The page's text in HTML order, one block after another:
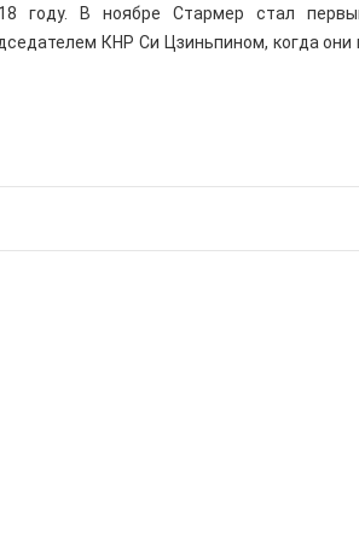
году. В ноябре Стармер стал
КНР Си Цзиньпином, когда они